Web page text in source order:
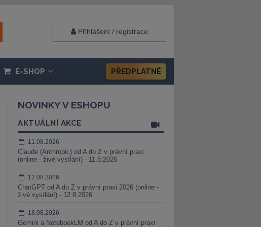
Přihlášení / registrace
E-SHOP PŘEDPLATNÉ
NOVINKY V ESHOPU
AKTUÁLNÍ AKCE
11.08.2026
Claude (Anthropic) od A do Z v právní praxi
(online - živé vysílání) - 11.8.2026
12.08.2026
ChatGPT od A do Z v právní praxi 2026 (online -
živé vysílání) - 12.8.2026
18.08.2026
Gemini a NotebookLM od A do Z v právní praxi